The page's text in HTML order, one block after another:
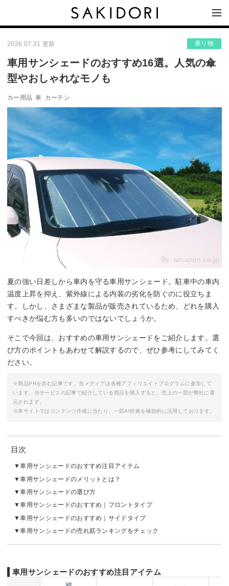
2026.07.21 更新 乗り物
車用サンシェードのおすすめ16選。人気の傘
型やおしゃれなモノも
カー用品 車 カーテン
By: amazon.co.jp
夏の強い日差しから車内を守る車用サンシェード。駐車中の車内
温度上昇を抑え、紫外線による内装の劣化を防ぐのに役立ちま
す。しかし、さまざまな製品が販売されているため、どれを購入
すべきか悩む方も多いのではないでしょうか。
そこで今回は、おすすめの車用サンシェードをご紹介します。選
び方のポイントもあわせて解説するので、ぜひ参考にしてみてく
ださい。
※商品PRを含む記事です。当メディアは各種アフィリエイトプログラムに参加して
います。当サービスの記事で紹介している商品を購入すると、売上の一部が弊社に還
元されます。
※本サイトではコンテンツ作成に当たり、一部AI技術を補助的に活用しております。
目次
車用サンシェードのおすすめ注目アイテム
車用サンシェードのメリットとは？
車用サンシェードの選び方
車用サンシェードのおすすめ｜フロントタイプ
車用サンシェードのおすすめ｜サイドタイプ
車用サンシェードの売れ筋ランキングをチェック
車用サンシェードのおすすめ注目アイテム